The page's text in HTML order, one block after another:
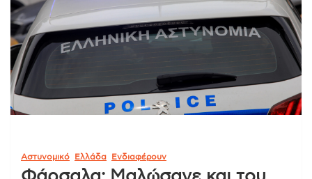
Αστυνομικό Ελλάδα Ενδιαφέρουν